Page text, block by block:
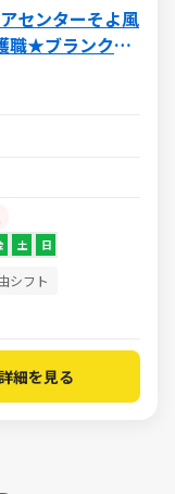
センターそよ風
職★ブランク
当あり
土 日
シフト
細を見る